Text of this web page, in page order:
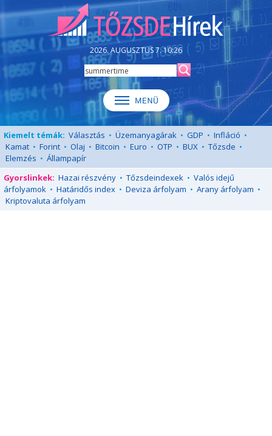
2026. AUGUSZTUS 7. 10:26
Kiemelt témák: Választás • Üzemanyagárak • GDP • Infláció •
Kamat • Forint • Olaj • Bitcoin • Euro • OTP • BUX • Tőzsde •
Elemzés • Állampapír
Gyorslinkek: Hazai részvény • Tőzsdeindexek • Valós idejű
árfolyamok • Határidős index • Deviza árfolyam • Arany árfolyam •
Kriptovaluta árfolyam